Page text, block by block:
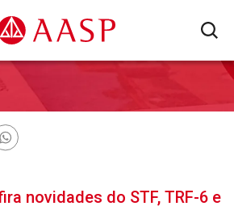
novidades do STF, TRF-6 e